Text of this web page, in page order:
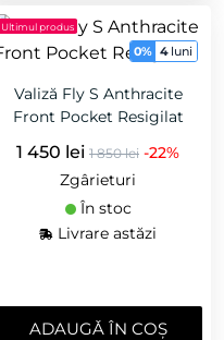
Ultimul produs
0% 4 luni
Valiză Fly S Anthracite
Front Pocket Resigilat
1 450 lei 1 850 lei -22%
Zgârieturi
În stoc
Livrare astăzi
ADAUGǍ ÎN COȘ